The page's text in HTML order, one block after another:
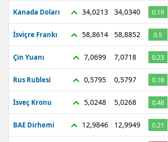
Bingöl
Bitlis
Bolu
Burdur
Bursa
Çanakkale
Kanada Doları 34,0213 34,0340 0.19
İsviçre Frankı 58,8614 58,8852 0.5
Çin Yuanı 7,0699 7,0718 0.23
Rus Rublesi 0,5795 0,5797 0.18
İsveç Kronu 5,0248 5,0268 0.48
BAE Dirhemi 12,9846 12,9949 0.21